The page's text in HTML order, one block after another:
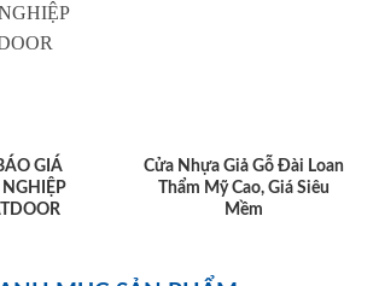
GIÁ
Cửa Nhựa Giả Gỗ Đài Loan
Thẩm Mỹ Cao, Giá Siêu
Mềm